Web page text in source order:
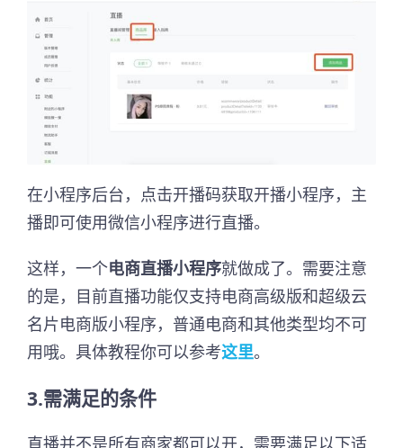
在小程序后台，点击开播码获取开播小程序，主
播即可使用微信小程序进行直播。
这样，一个电商直播小程序就做成了。需要注意
的是，目前直播功能仅支持电商高级版和超级云
名片电商版小程序，普通电商和其他类型均不可
用哦。具体教程你可以参考这里。
3.需满足的条件
直播并不是所有商家都可以开，需要满足以下适